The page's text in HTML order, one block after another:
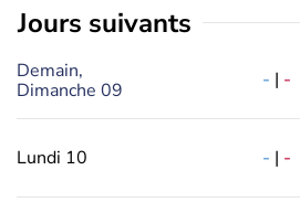
jours suivants
Demain,
Dimanche 09
- | -
Lundi 10 - | -